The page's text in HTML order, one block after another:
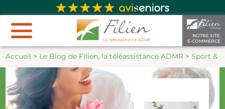
► NOTRE SITE
E-COMMERCE
Accueil > Le Blog de Filien, la téléassistance ADMR >Sport &